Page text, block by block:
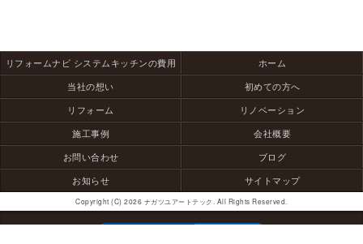
リフォームナビ システムキッチンの費用
ホーム
当社の想い
初めての方へ
リフォーム
リノベーション
施工事例
会社概要
お問い合わせ
ブログ
お知らせ
サイトマップ
Copyright (C) 2026 ナガツユアートテック. All Rights Reserved.